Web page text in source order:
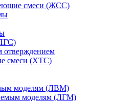
смеси (ЖСС)
смеси (ХТС)
моделям (ЛВМ)
моделям (ЛГМ)